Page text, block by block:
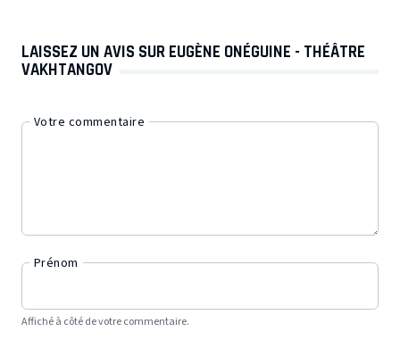
LAISSEZ UN AVIS SUR EUGÈNE ONÉGUINE - THÉÂTRE
VAKHTANGOV
Votre commentaire
Prénom
Affiché à côté de votre commentaire.